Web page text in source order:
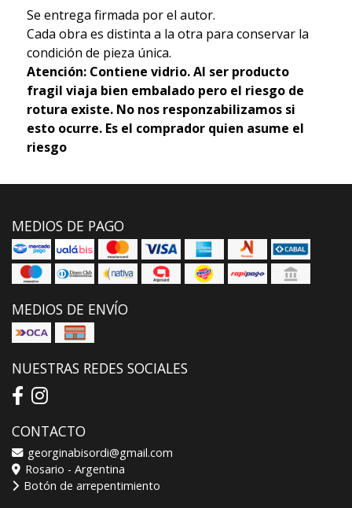
Se entrega firmada por el autor.
Cada obra es distinta a la otra para conservar la
condición de pieza única.
Atención: Contiene vidrio. Al ser producto
fragil viaja bien embalado pero el riesgo de
rotura existe. No nos responzabilizamos si
esto ocurre. Es el comprador quien asume el
riesgo
MEDIOS DE PAGO
MEDIOS DE ENVÍO
NUESTRAS REDES SOCIALES
CONTACTO
georginabisordi@gmail.com
Rosario - Argentina
Botón de arrepentimiento